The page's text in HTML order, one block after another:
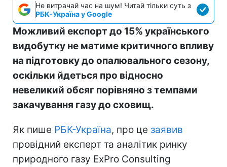
Не витрачай час на шум! Читай тільки суть з
РБК-Україна у Google
Можливий експорт до 15% українського
видобутку не матиме критичного впливу
на підготовку до опалювального сезону,
оскільки йдеться про відносно
невеликий обсяг порівняно з темпами
закачування газу до сховищ.
Як пише РБК-Україна, про це заявив
провідний експерт та аналітик ринку
природного газу ExPro Consulting